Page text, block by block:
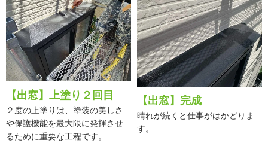
【出窓】上塗り２回目
２度の上塗りは、塗装の美しさ
や保護機能を最大限に発揮させ
るために重要な工程です。
【出窓】完成
晴れが続くと仕事がはかどりま
す。